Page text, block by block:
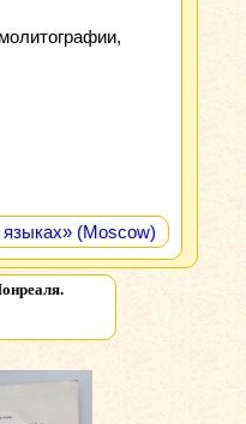
(Moscow)